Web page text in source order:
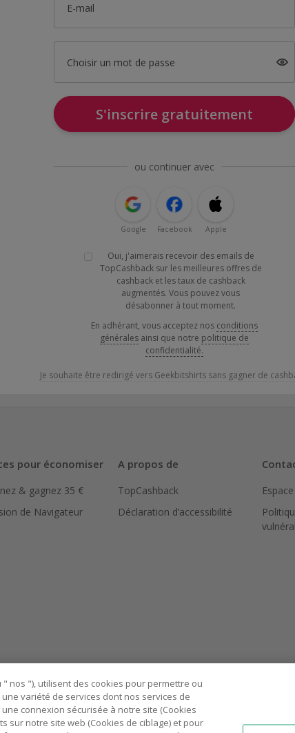
E-mail
Choisir un mot de passe
S'inscrire gratuitement
ou continuer avec
Google Facebook Apple
Oui, j'aimerais recevoir des emails de
TopCashback sur les meilleures offres de
cashback et les taux de cashback
augmentés. Vous pouvez vous
désabonner à tout moment.
En adhérant, vous acceptez nos conditions
générales ainsi que notre politique de
confidentialité.
Je souhaite être redirigé vers Geekbitshirts sans gagner de
pour économiser
& gagnez 35 €
de Navigateur
A propos de
TopCashback
Déclaration d’accessibilité
nos "), utilisent des cookies pour permettre ou
variété de services dont nos services de
connexion sécurisée à notre site (Cookies
sur notre site web (Cookies de ciblage) et pour